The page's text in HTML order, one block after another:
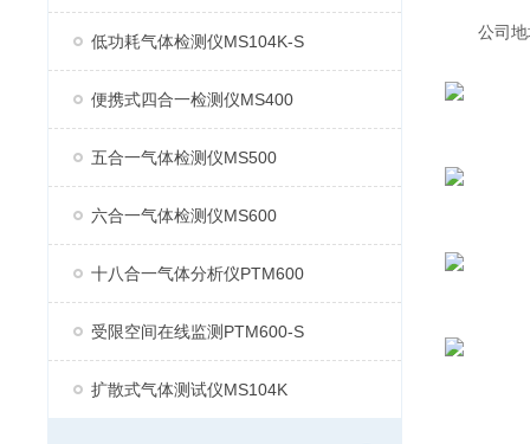
低功耗气体检测仪MS104K-S
便携式四合一检测仪MS400
五合一气体检测仪MS500
六合一气体检测仪MS600
十八合一气体分析仪PTM600
受限空间在线监测PTM600-S
扩散式气体测试仪MS104K
公司地址